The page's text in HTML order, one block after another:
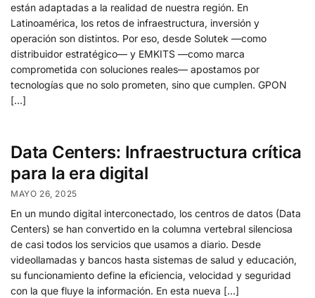
están adaptadas a la realidad de nuestra región. En
Latinoamérica, los retos de infraestructura, inversión y
operación son distintos. Por eso, desde Solutek —como
distribuidor estratégico— y EMKITS —como marca
comprometida con soluciones reales— apostamos por
tecnologías que no solo prometen, sino que cumplen. GPON
[…]
Data Centers: Infraestructura crítica
para la era digital
MAYO 26, 2025
En un mundo digital interconectado, los centros de datos (Data
Centers) se han convertido en la columna vertebral silenciosa
de casi todos los servicios que usamos a diario. Desde
videollamadas y bancos hasta sistemas de salud y educación,
su funcionamiento define la eficiencia, velocidad y seguridad
con la que fluye la información. En esta nueva […]